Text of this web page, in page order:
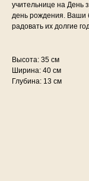
учительнице на День
день рождения. Ваши
радовать их долгие
Высота: 35 см
Ширина: 40 см
Глубина: 13 см